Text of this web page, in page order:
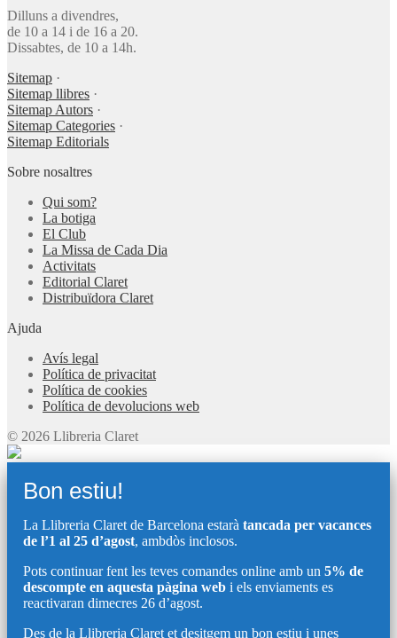
Dilluns a divendres,
de 10 a 14 i de 16 a 20.
Dissabtes, de 10 a 14h.
Sitemap ·
Sitemap llibres ·
Sitemap Autors ·
Sitemap Categories ·
Sitemap Editorials
Sobre nosaltres
Qui som?
La botiga
El Club
La Missa de Cada Dia
Activitats
Editorial Claret
Distribuïdora Claret
Ajuda
Avís legal
Política de privacitat
Política de cookies
Política de devolucions web
© 2026 Llibreria Claret
Bon estiu!
La Llibreria Claret de Barcelona estarà tancada per vacances
de l’1 al 25 d’agost, ambdòs inclosos.
Pots continuar fent les teves comandes online amb un 5% de
descompte en aquesta pàgina web i els enviaments es
reactivaran dimecres 26 d’agost.
Des de la Llibreria Claret et desitgem un bon estiu i unes